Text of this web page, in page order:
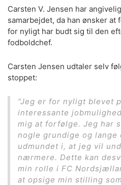
Carsten V. Jensen har
samarbejdet, da han ønsker
for nyligt har budt sig til den
fodboldchef.
Carsten Jensen udtaler selv
stoppet:
“Jeg er for nyligt blevet
interessante
mig at forfølge. Jeg har
nogle grundige og
udmundet i, at jeg vil
nærmere. Dette kan
min rolle i FC
at opsige min stilling